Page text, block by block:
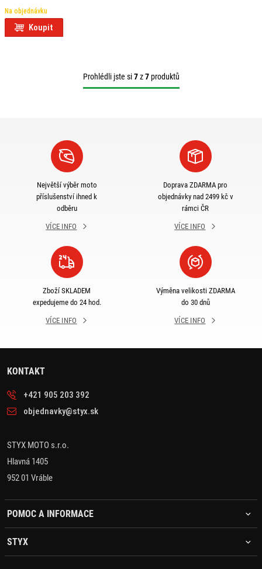
Na objednávku
Koupit
Prohlédli jste si7z7produktů
Největší výběr moto
příslušenství ihned k
odběru
VÍCE INFO
Doprava ZDARMA pro
objednávky nad 2499 kč v
rámci ČR
VÍCE INFO
Zboží SKLADEM
expedujeme do 24 hod.
VÍCE INFO
Výměna velikosti ZDARMA
do 30 dnů
VÍCE INFO
KONTAKT
+421 905 203 392
objednavky@styx.sk
STYX MOTO s.r.o.
Hlavná 1405
952 01 Vráble
POMOC A INFORMACE
STYX